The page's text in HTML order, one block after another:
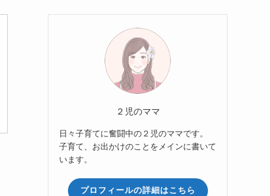
２児のママ
日々子育てに奮闘中の２児のママです。
子育て、お出かけのことをメインに書いて
います。
プロフィールの詳細はこちら